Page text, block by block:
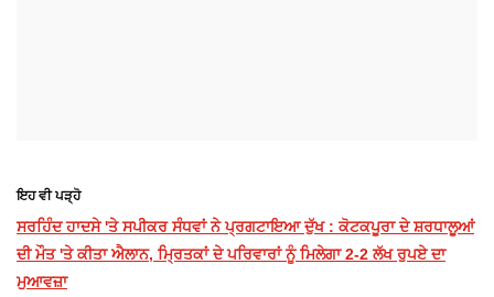
ਇਹ ਵੀ ਪੜ੍ਹੋ
ਸਰਹਿੰਦ ਹਾਦਸੇ 'ਤੇ ਸਪੀਕਰ ਸੰਧਵਾਂ ਨੇ ਪ੍ਰਗਟਾਇਆ ਦੁੱਖ : ਕੋਟਕਪੂਰਾ ਦੇ ਸ਼ਰਧਾਲੂਆਂ
ਦੀ ਮੌਤ 'ਤੇ ਕੀਤਾ ਐਲਾਨ, ਮ੍ਰਿਤਕਾਂ ਦੇ ਪਰਿਵਾਰਾਂ ਨੂੰ ਮਿਲੇਗਾ 2-2 ਲੱਖ ਰੁਪਏ ਦਾ
ਮੁਆਵਜ਼ਾ